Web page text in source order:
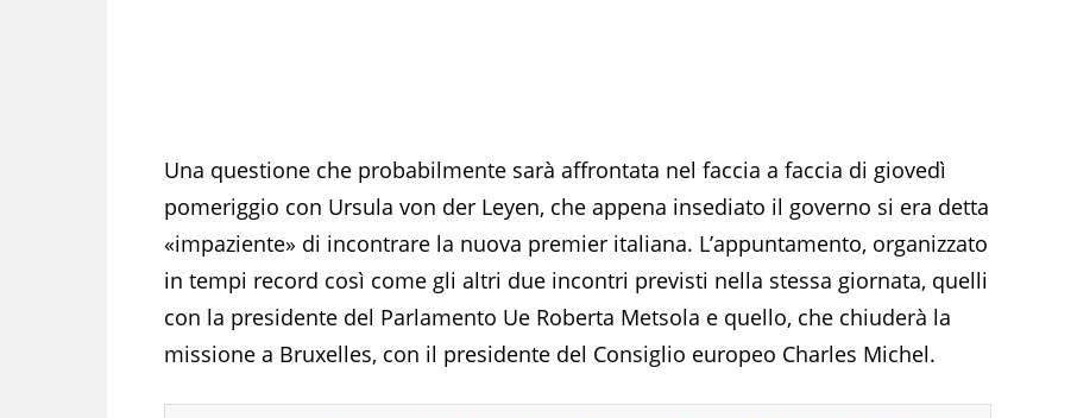
Una questione che probabilmente sarà affrontata nel faccia a faccia di giovedì
pomeriggio con Ursula von der Leyen, che appena insediato il governo si era detta
«impaziente» di incontrare la nuova premier italiana. L’appuntamento, organizzato
in tempi record così come gli altri due incontri previsti nella stessa giornata, quelli
con la presidente del Parlamento Ue Roberta Metsola e quello, che chiuderà la
missione a Bruxelles, con il presidente del Consiglio europeo Charles Michel.